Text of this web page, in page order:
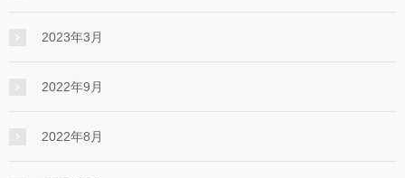
2023年3月
2022年9月
2022年8月